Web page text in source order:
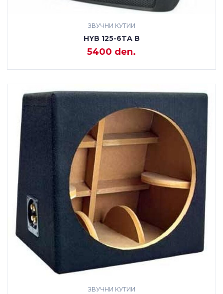
ЗВУЧНИ КУТИИ
HYB 125-6TA B
5400 den.
ЗВУЧНИ КУТИИ